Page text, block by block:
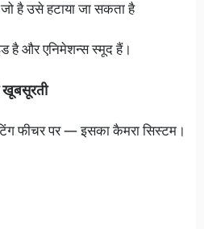
है उसे हटाया जा सकता है
है और एनिमेशन्स स्मूद हैं।
खूबसूरती
फीचर पर — इसका कैमरा सिस्टम।